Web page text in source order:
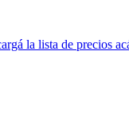
la lista de precios